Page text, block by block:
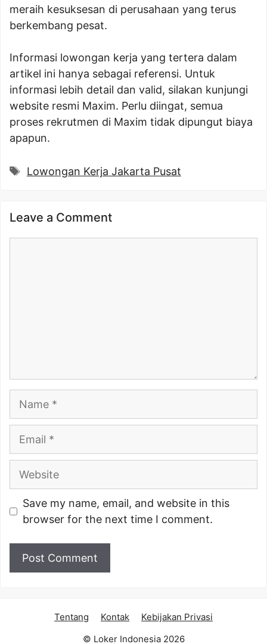
meraih kesuksesan di perusahaan yang terus
berkembang pesat.
Informasi lowongan kerja yang tertera dalam
artikel ini hanya sebagai referensi. Untuk
informasi lebih detail dan valid, silakan kunjungi
website resmi Maxim. Perlu diingat, semua
proses rekrutmen di Maxim tidak dipungut biaya
apapun.
Tags
Lowongan Kerja Jakarta Pusat
Leave a Comment
Website
Save my name, email, and website in this
browser for the next time I comment.
Tentang Kontak
Kebijakan Privasi
© Loker Indonesia 2026